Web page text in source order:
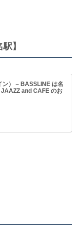
】
） – BASSLINE は名
and CAFE のお